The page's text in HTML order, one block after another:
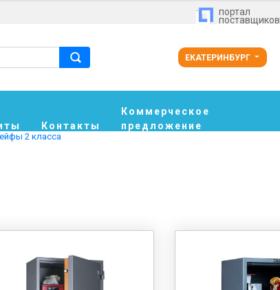
портал
поставщиков
ЕКАТЕРИНБУРГ
Контакты
Коммерческое
предложение
2 класса